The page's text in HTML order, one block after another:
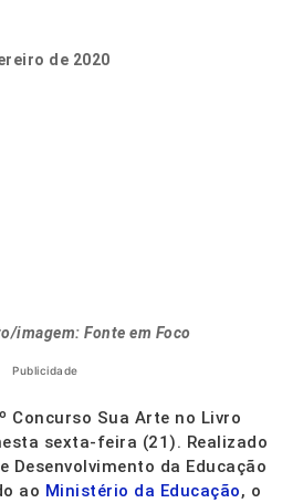
de 2020
imagem: Fonte em Foco
Publicidade
Concurso Sua Arte no Livro
sexta-feira (21). Realizado
Desenvolvimento da Educação
ao Ministério da Educação, o